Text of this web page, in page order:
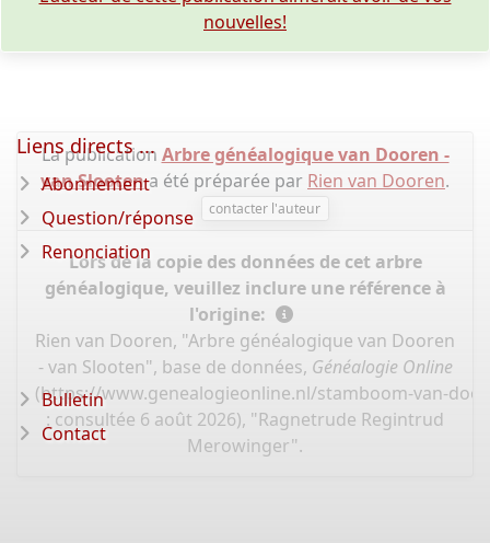
nouvelles!
La publication Arbre généalogique van Dooren -
van Slootena été préparée par Rien van Dooren.
contacter l'auteur
Lors de la copie des données de cet arbre
généalogique, veuillez inclure une référence à
l'origine:
Rien van Dooren, "Arbre généalogique van Dooren
- van Slooten", base de données, Généalogie Online
(https://www.genealogieonline.nl/stamboom-van-
: consultée 6 août 2026), "Ragnetrude Regintrud
Merowinger".
Liens directs ...
Abonnement
Question/réponse
Renonciation
Bulletin
Contact